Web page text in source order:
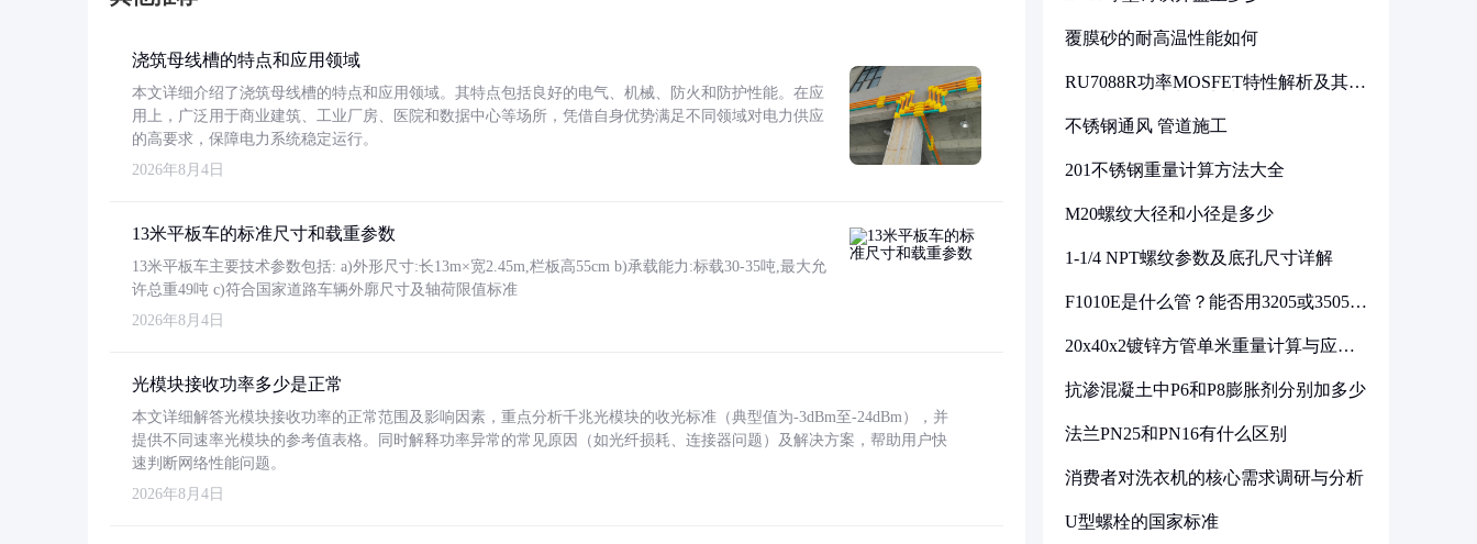
浇筑母线槽的特点和应用领域
本文详细介绍了浇筑母线槽的特点和应用领域。其特点包括良好的电气、机械、防火和防护性能。在应
用上，广泛用于商业建筑、工业厂房、医院和数据中心等场所，凭借自身优势满足不同领域对电力供应
的高要求，保障电力系统稳定运行。
2026年8月4日
13米平板车的标准尺寸和载重参数
13米平板车主要技术参数包括: a)外形尺寸:长13m×宽2.45m,栏板高55cm b)承载能力:标载30-35吨,最大允
许总重49吨 c)符合国家道路车辆外廓尺寸及轴荷限值标准
2026年8月4日
光模块接收功率多少是正常
本文详细解答光模块接收功率的正常范围及影响因素，重点分析千兆光模块的收光标准（典型值为-3dBm至-24dBm），并
提供不同速率光模块的参考值表格。同时解释功率异常的常见原因（如光纤损耗、连接器问题）及解决方案，帮助用户快
速判断网络性能问题。
2026年8月4日
覆膜砂的耐高温性能如何
RU7088R功率MOSFET特性解析及其在
不锈钢通风 管道施工
201不锈钢重量计算方法大全
M20螺纹大径和小径是多少
1-1/4 NPT螺纹参数及底孔尺寸详解
F1010E是什么管？能否用3205或3505代
20x40x2镀锌方管单米重量计算与应用
抗渗混凝土中P6和P8膨胀剂分别加多少
法兰PN25和PN16有什么区别
消费者对洗衣机的核心需求调研与分析
U型螺栓的国家标准